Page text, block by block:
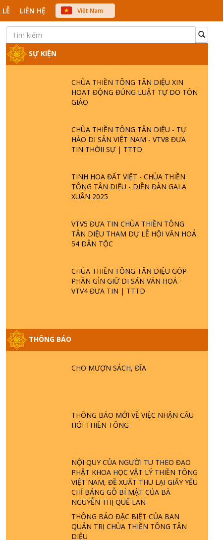
LIÊN HỆ
Việt Nam
中文
SỰ KIỆN
CHÙA THIỀN TÔNG TÂN DIỆU XIN
HOẠT ĐỘNG ĐÚNG LUẬT TỰ DO TÔN
GIÁO
CHÙA THIỀN TÔNG TÂN DIỆU - TỰ
HÀO DI SẢN VIỆT NAM - VTV8 ĐƯA
TIN THỜII SỰ | TTTD
TINH HOA ĐẤT VIỆT - CHÙA THIỀN
TÔNG TÂN DIỆU - DIỄN ĐÀN GALA
XUÂN 2025
VTV5 ĐƯA TIN CHÙA THIỀN TÔNG
TÂN DIỆU THAM DỰ LỄ HỘI VĂN HOÁ
54 DÂN TỘC
CHÙA THIỀN TÔNG TÂN DIỆU GÓP
PHẦN GÌN GIỮ DI SẢN VĂN HOÁ -
VTV4 ĐƯA TIN | TTTD
THÔNG BÁO
CHO MƯỢN SÁCH, ĐĨA
THÔNG BÁO MỚI VỀ VIỆC NHẬN CÂU
HỎI THIỀN TÔNG
NỘI QUY CỦA NGƯỜI TU THEO ĐẠO
PHẬT KHOA HỌC VẬT LÝ THIỀN TÔNG
VIỆT NAM, ĐỀ XUẤT THU LẠI GIẤY YẾU
CHỈ BẢNG GỖ BÍ MẬT CỦA BÀ
NGUYỄN THỊ QUẾ LAN
THÔNG BÁO ĐẶC BIỆT CỦA BAN
QUẢN TRỊ CHÙA THIỀN TÔNG TÂN
DIỆU
GIẢI ĐÁP ĐẶC BIỆT P25 - SUỐT 49 NĂM
PHẬT KHÔNG NÓI? HỘI LONG HOA LÀ
HỘI GÌ? TỬ VÌ ĐẠO
GIẢI ĐÁP ĐẶC BIỆT P23 - THIÊN ĐÀNG Ở
GIẢI ĐÁP THIỀN TÔNG ĐẶC BIỆT P22 -
TẠI SAO TRÁI ĐẤT NHIỀU THIÊN TAI - LŨ
LỤT - HỎA HOẠN | TTTD
GIẢI ĐÁP THIỀN TÔNG ĐẶC BIỆT P21 -
TẠI SAO ĐỨC PHẬT BƯỚC ĐI 7 BƯỚC